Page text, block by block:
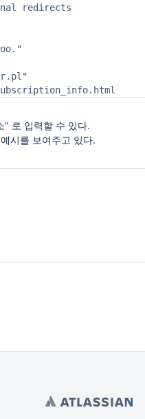
redirects
로 입력할 수 있다.
시를 보여주고 있다.